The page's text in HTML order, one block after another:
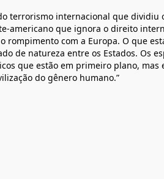
terrorismo internacional que dividiu
americano que ignora o direito
rompimento com a Europa. O que
de natureza entre os Estados. Os
que estão em primeiro plano, mas
do gênero humano.”